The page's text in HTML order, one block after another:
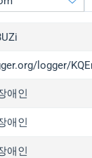
logger/
애인
애인
애인